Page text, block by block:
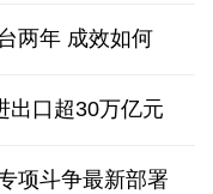
两年 成效如何
出口超30万亿元
项斗争最新部署